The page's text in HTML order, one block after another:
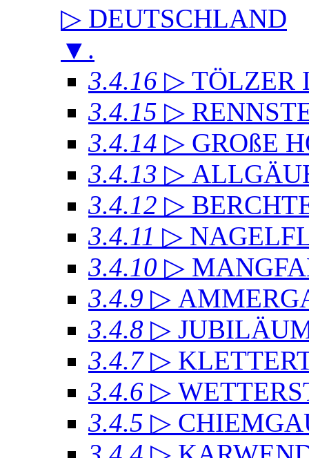
▷ DEUTSCHLAND
▼ .
3.4.16 ▷ TÖLZER
3.4.15 ▷
3.4.14 ▷ GROßE
3.4.13 ▷
3.4.12 ▷
3.4.11 ▷
3.4.10 ▷
3.4.9 ▷
3.4.8 ▷
3.4.7 ▷
3.4.6 ▷
3.4.5 ▷